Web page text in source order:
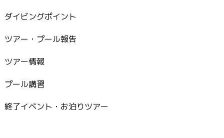
ダイビングポイント
ツアー・プール報告
ツアー情報
プール講習
終了イベント・お泊りツアー